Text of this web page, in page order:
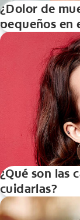
¿Dolor de
pequeños en
¿Qué son las
cuidarlas?